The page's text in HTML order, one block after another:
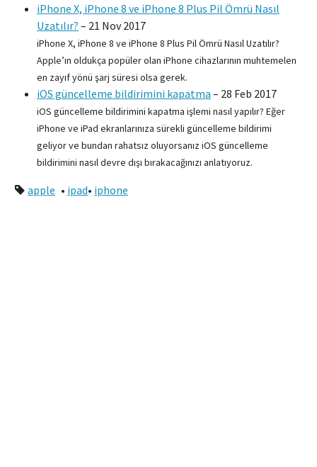
iPhone X, iPhone 8 ve iPhone 8 Plus Pil Ömrü Nasıl
Uzatılır? – 21 Nov 2017
iPhone X, iPhone 8 ve iPhone 8 Plus Pil Ömrü Nasıl Uzatılır?
Apple’ın oldukça popüler olan iPhone cihazlarının muhtemelen
en zayıf yönü şarj süresi olsa gerek.
iOS güncelleme bildirimini kapatma – 28 Feb 2017
iOS güncelleme bildirimini kapatma işlemi nasıl yapılır? Eğer
iPhone ve iPad ekranlarınıza sürekli güncelleme bildirimi
geliyor ve bundan rahatsız oluyorsanız iOS güncelleme
bildirimini nasıl devre dışı bırakacağınızı anlatıyoruz.
apple • ipad• iphone